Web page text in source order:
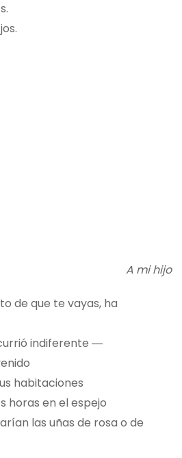
A mi hijo
de que te vayas, ha
indiferente ―
habitaciones
horas en el espejo
las uñas de rosa o de